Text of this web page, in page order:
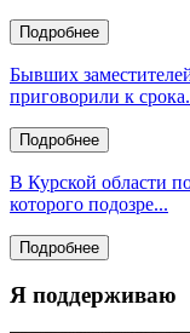
Подробнее
Бывших
приговорили к
Подробнее
В Курской области
которого подозре...
Подробнее
Я поддерживаю